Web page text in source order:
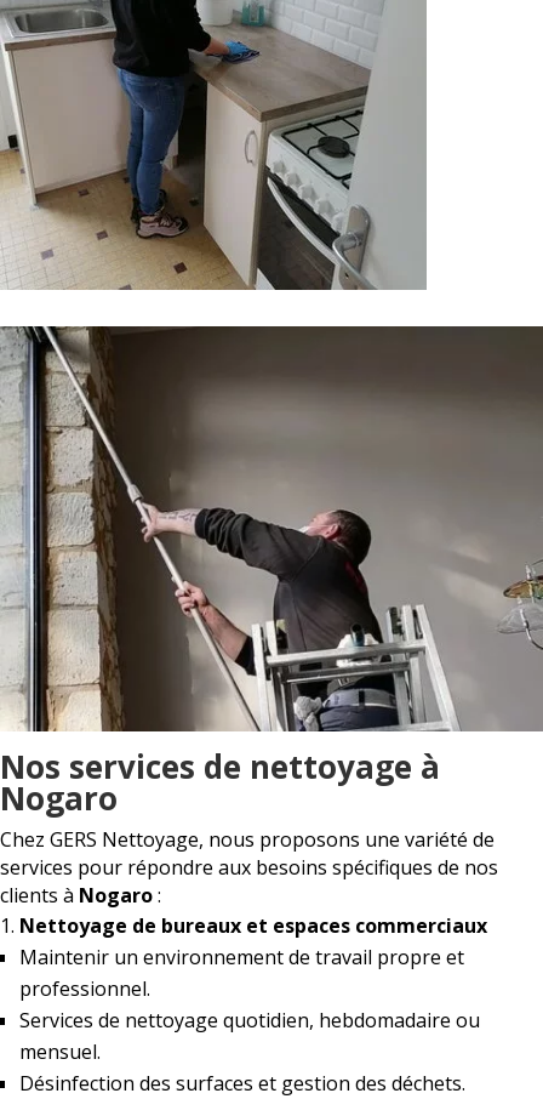
Nos services de nettoyage à
Nogaro
Chez GERS Nettoyage, nous proposons une variété de
services pour répondre aux besoins spécifiques de nos
clients à Nogaro:
Nettoyage de bureaux et espaces commerciaux
Maintenir un environnement de travail propre et
professionnel.
Services de nettoyage quotidien, hebdomadaire ou
mensuel.
Désinfection des surfaces et gestion des déchets.